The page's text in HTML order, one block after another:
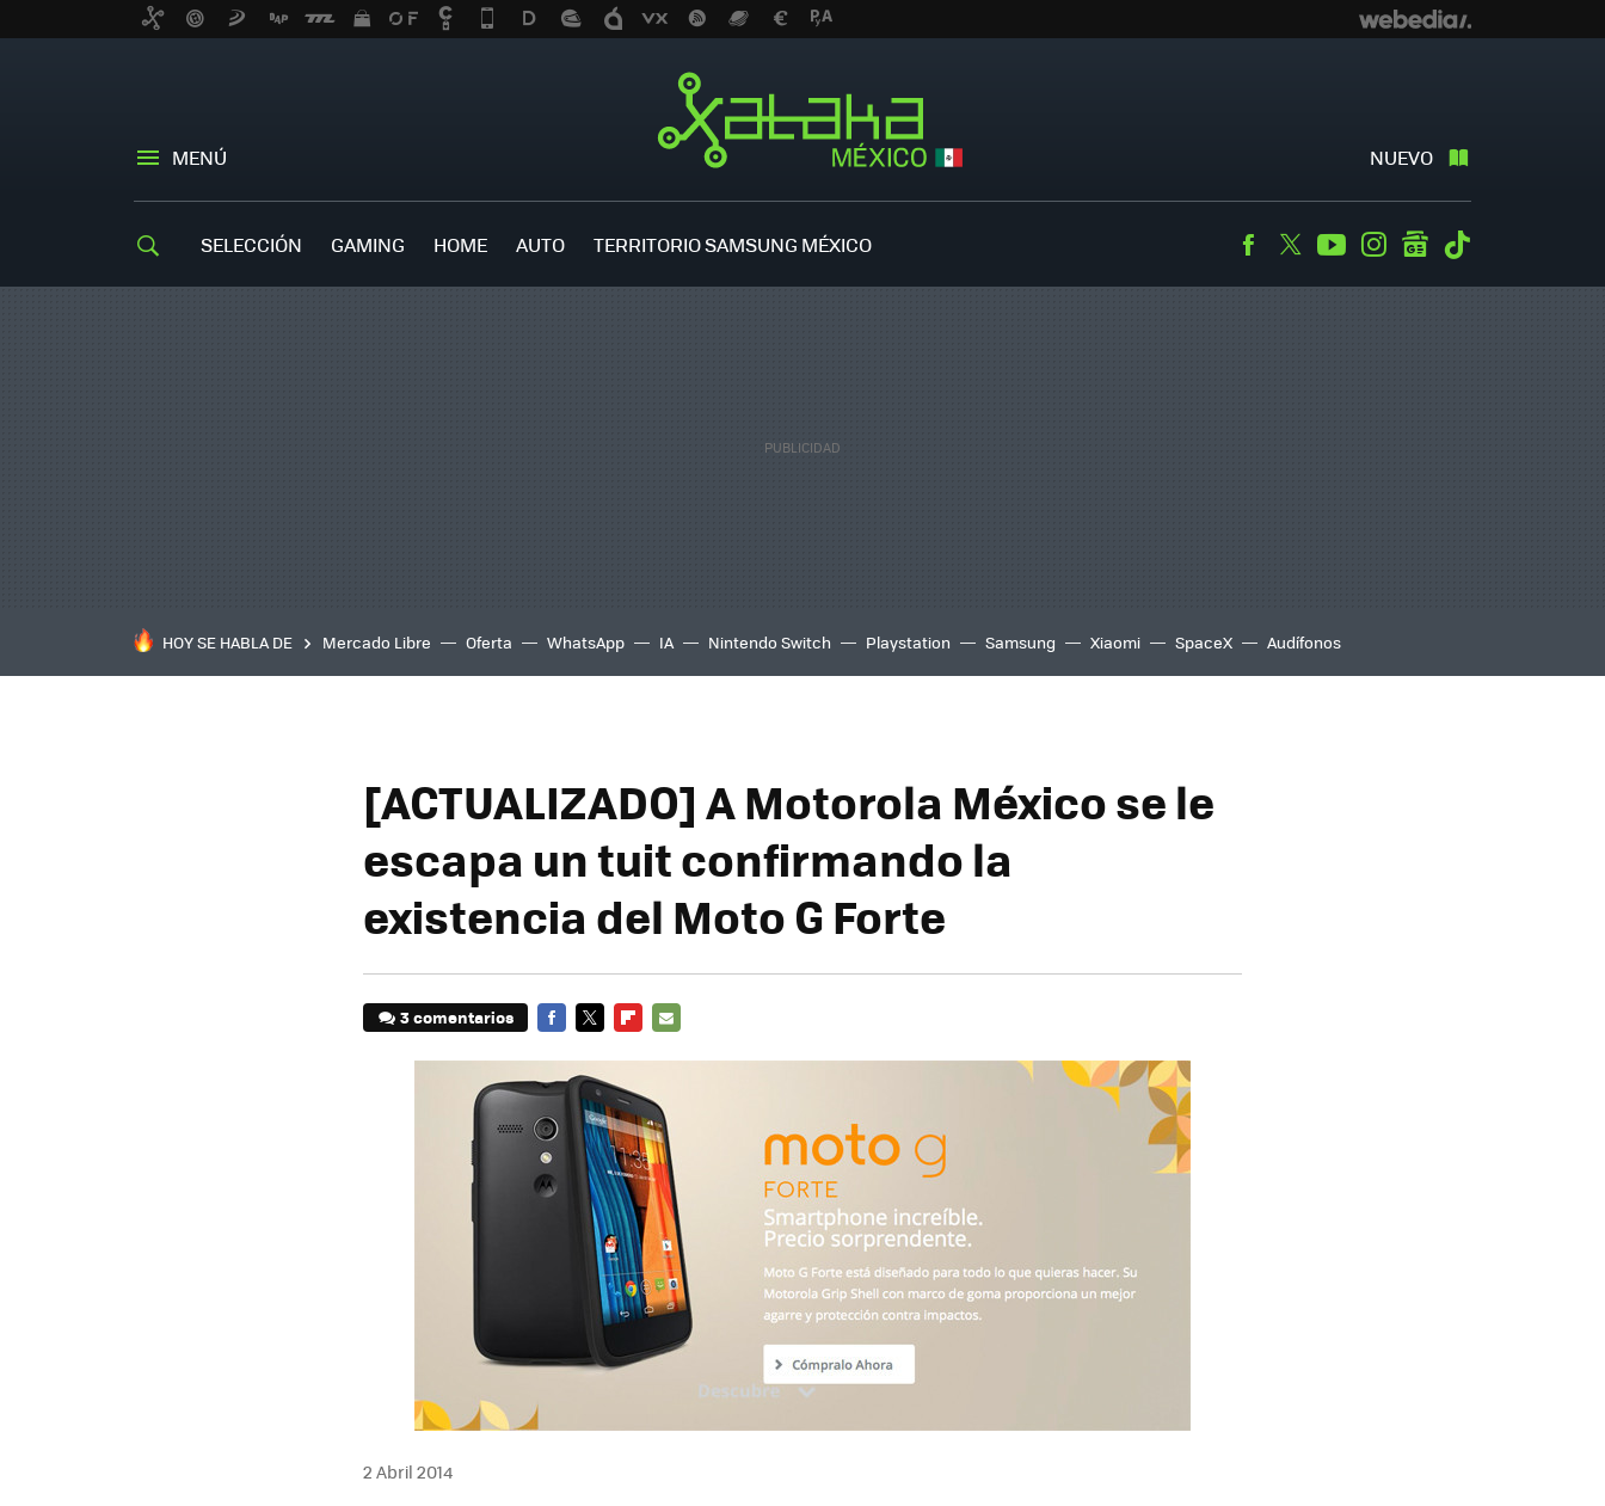
MENÚ NUEVO
SELECCIÓN GAMING HOME AUTO TERRITORIO SAMSUNG MÉXICO Facebook
TwitterYoutubeInstagramgooglenews
HOY SE HABLA DE Mercado Libre Oferta WhatsApp IA Nintendo Switch Playstation Samsung Xiaomi SpaceX Audífonos
[ACTUALIZADO] A Motorola México se le
escapa un tuit confirmando la
existencia del Moto G Forte
3 comentarios
2 Abril 2014